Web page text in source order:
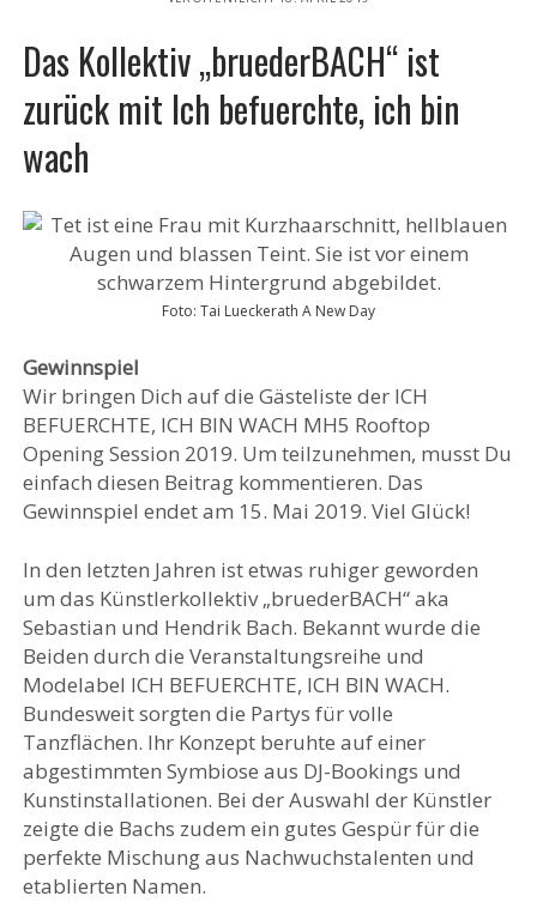
Das Kollektiv „bruederBACH“ ist
zurück mit Ich befuerchte, ich bin
wach
Foto: Tai Lueckerath A New Day
Gewinnspiel
Wir bringen Dich auf die Gästeliste der ICH
BEFUERCHTE, ICH BIN WACH MH5 Rooftop
Opening Session 2019. Um teilzunehmen, musst Du
einfach diesen Beitrag kommentieren. Das
Gewinnspiel endet am 15. Mai 2019. Viel Glück!
In den letzten Jahren ist etwas ruhiger geworden
um das Künstlerkollektiv „bruederBACH“ aka
Sebastian und Hendrik Bach. Bekannt wurde die
Beiden durch die Veranstaltungsreihe und
Modelabel ICH BEFUERCHTE, ICH BIN WACH.
Bundesweit sorgten die Partys für volle
Tanzflächen. Ihr Konzept beruhte auf einer
abgestimmten Symbiose aus DJ-Bookings und
Kunstinstallationen. Bei der Auswahl der Künstler
zeigte die Bachs zudem ein gutes Gespür für die
perfekte Mischung aus Nachwuchstalenten und
etablierten Namen.